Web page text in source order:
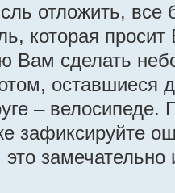
отложить, все
которая просит
Вам сделать
оставшиеся
–
зафиксируйте